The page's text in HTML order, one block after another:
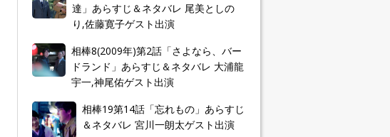
達」あらすじ＆ネタバレ 尾美としの
り,佐藤寛子ゲスト出演
相棒8(2009年)第2話「さよなら、バー
ドランド」あらすじ＆ネタバレ 大浦龍
宇一,神尾佑ゲスト出演
相棒19第14話「忘れもの」あらすじ
＆ネタバレ 宮川一朗太ゲスト出演